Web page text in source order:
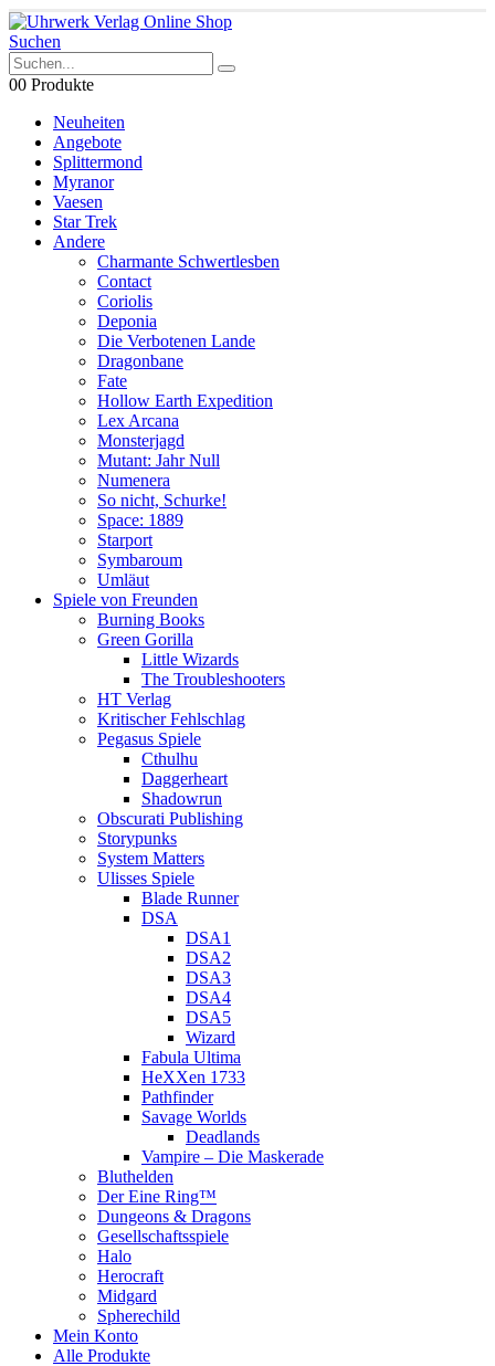
Suchen
00 Produkte
Neuheiten
Angebote
Splittermond
Myranor
Vaesen
Star Trek
Andere
Charmante Schwertlesben
Contact
Coriolis
Deponia
Die Verbotenen Lande
Dragonbane
Fate
Hollow Earth Expedition
Lex Arcana
Monsterjagd
Mutant: Jahr Null
Numenera
So nicht, Schurke!
Space: 1889
Starport
Symbaroum
Umläut
Spiele von Freunden
Burning Books
Green Gorilla
Little Wizards
The Troubleshooters
HT Verlag
Kritischer Fehlschlag
Pegasus Spiele
Cthulhu
Daggerheart
Shadowrun
Obscurati Publishing
Storypunks
System Matters
Ulisses Spiele
Blade Runner
DSA
DSA1
DSA2
DSA3
DSA4
DSA5
Wizard
Fabula Ultima
HeXXen 1733
Pathfinder
Savage Worlds
Deadlands
Vampire – Die Maskerade
Bluthelden
Der Eine Ring™
Dungeons & Dragons
Gesellschaftsspiele
Halo
Herocraft
Midgard
Spherechild
Mein Konto
Alle Produkte